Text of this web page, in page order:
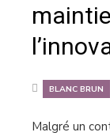
BLANC BRUN
Malgré un